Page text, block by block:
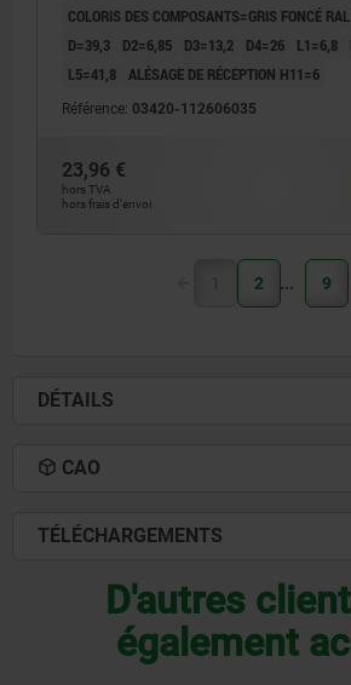
COLORIS DES COMPOSANTS=GRIS FONCÉ
D=39,3
D2=6,85 D3=13,2 D4=26 L1=6,8
L5=41,8 ALÉSAGE DE RÉCEPTION H11=6
Référence: 03420-112606035
23,96 €
hors TVA
hors frais d’envoi
1 2 9
DÉTAILS
CAO
TÉLÉCHARGEMENTS
D'autres
également